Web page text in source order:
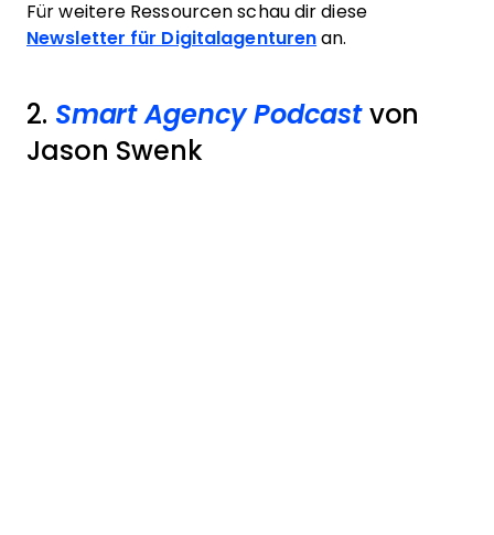
Für weitere Ressourcen schau dir diese
Newsletter für Digitalagenturen an.
2. Smart Agency Podcastvon
Jason Swenk